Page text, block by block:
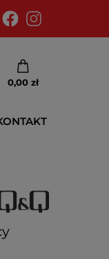
0,00 zł